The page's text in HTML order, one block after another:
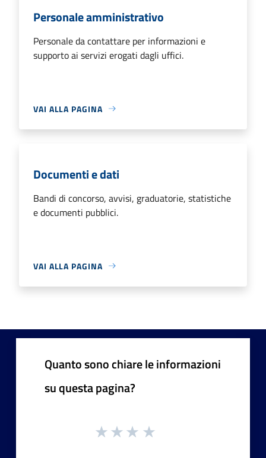
Personale amministrativo
Personale da contattare per informazioni e
supporto ai servizi erogati dagli uffici.
VAI ALLA PAGINA
Documenti e dati
Bandi di concorso, avvisi, graduatorie, statistiche
e documenti pubblici.
VAI ALLA PAGINA
Quanto sono chiare le informazioni
su questa pagina?